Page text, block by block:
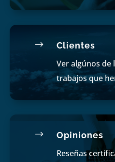
$ Clientes
Ver algúnos de
trabajos que
$ Opiniones
Reseñas